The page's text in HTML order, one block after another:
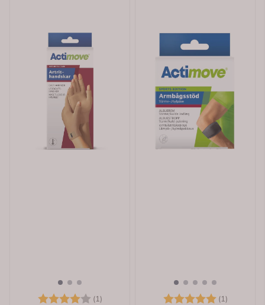
Karakter: (1)
4.0 av 5 muligeKarakter: (1)